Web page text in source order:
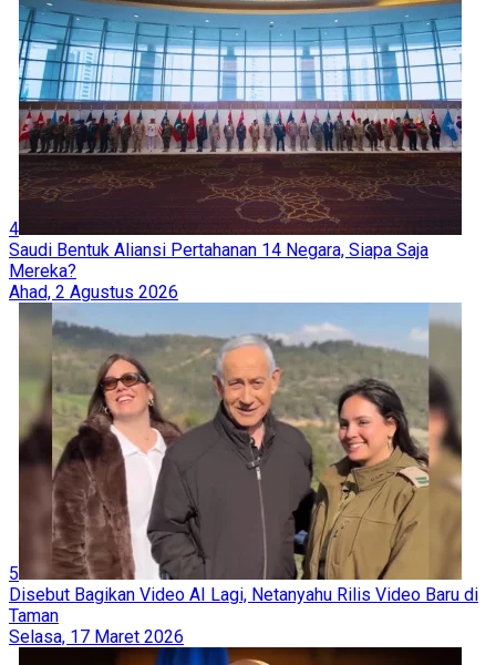
4
Saudi Bentuk Aliansi Pertahanan 14 Negara, Siapa Saja
Mereka?
Ahad, 2 Agustus 2026
5
Disebut Bagikan Video AI Lagi, Netanyahu Rilis Video Baru di
Taman
Selasa, 17 Maret 2026